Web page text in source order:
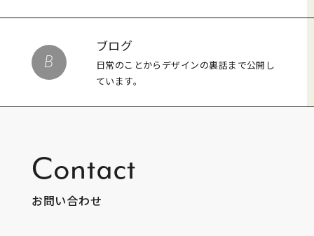
B
ブログ
日常のことからデザインの裏話まで公開し
ています。
Contact
お問い合わせ